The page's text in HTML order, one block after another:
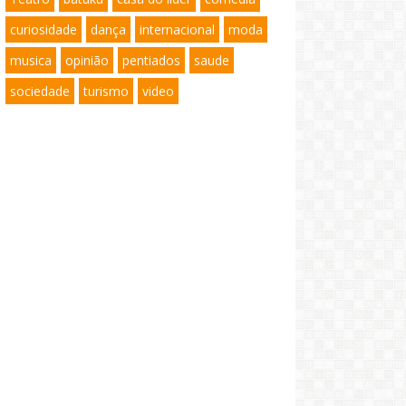
curiosidade
dança internacional
moda
musica
opinião pentiados
saude
sociedade
turismo video